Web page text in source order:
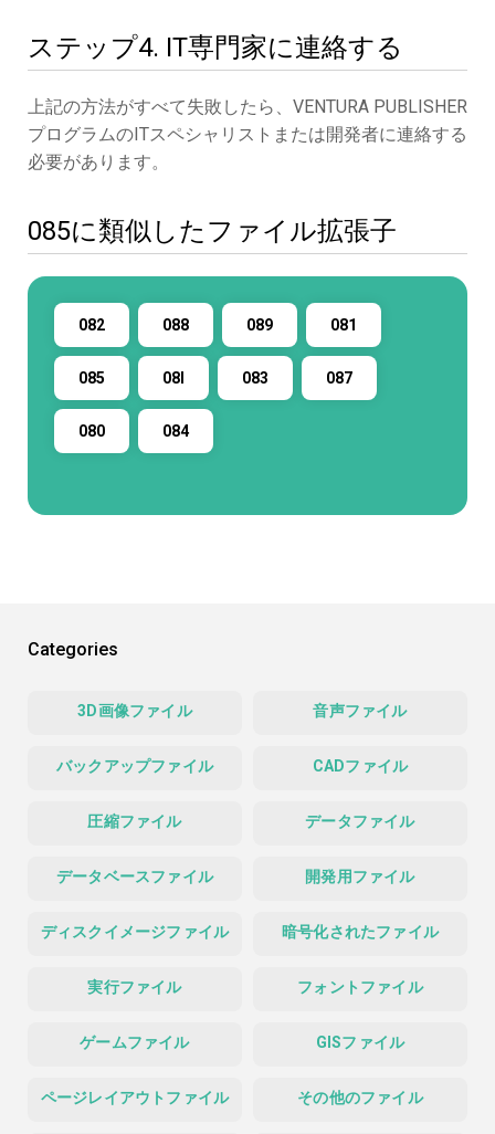
ステップ4. IT専門家に連絡する
上記の方法がすべて失敗したら、VENTURA PUBLISHER
プログラムのITスペシャリストまたは開発者に連絡する
必要があります。
085に類似したファイル拡張子
082 088 089 081
085 08I 083 087
080 084
Categories
3D画像ファイル 音声ファイル
バックアップファイル CADファイル
圧縮ファイル データファイル
データベースファイル 開発用ファイル
ディスクイメージファイル 暗号化されたファイル
実行ファイル フォントファイル
ゲームファイル GISファイル
ページレイアウトファイル その他のファイル